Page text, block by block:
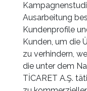
Ausarbeitung
Kundenprofile
Kunden, um die
zu verhindern,
die unter dem
TİCARET A.Ş.